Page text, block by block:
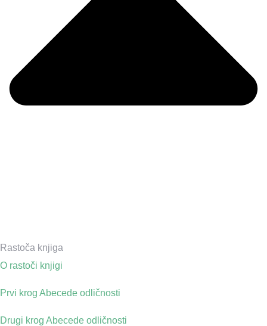
Rastoča knjiga
O rastoči knjigi
Prvi krog Abecede odličnosti
Drugi krog Abecede odličnosti